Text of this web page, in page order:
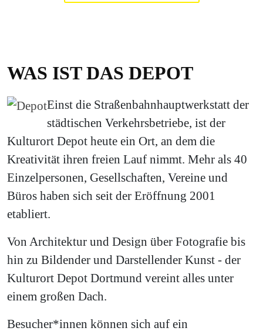
WAS IST DAS DEPOT
Einst die Straßenbahnhauptwerkstatt der
städtischen Verkehrsbetriebe, ist der
Kulturort Depot heute ein Ort, an dem die
Kreativität ihren freien Lauf nimmt. Mehr als 40
Einzelpersonen, Gesellschaften, Vereine und
Büros haben sich seit der Eröffnung 2001
etabliert.
Von Architektur und Design über Fotografie bis
hin zu Bildender und Darstellender Kunst - der
Kulturort Depot Dortmund vereint alles unter
einem großen Dach.
Besucher*innen können sich auf ein